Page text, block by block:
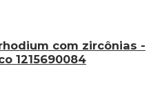
com zircônias -
1215690084